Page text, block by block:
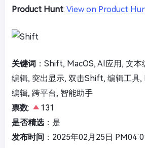
Product Hunt: View on Product
关键词 ：Shift, MacOS, AI应用, 文
编辑, 突出显示, 双击Shift, 编辑工具,
编辑, 跨平台, 智能助手
票数:
131
是否精选：是
发布时间 ：2025年02月25日